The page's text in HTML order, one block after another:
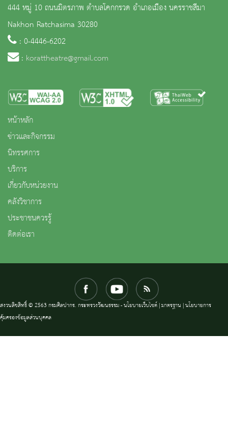
444 หมู่ 10 ถนนมิตรภาพ ตำบลโคกกรวด อำเภอเมือง นครราชสีมา
Nakhon Ratchasima 30280
: 0-4446-6202
: korattheatre@gmail.com
หน้าหลัก
ข่าวและกิจกรรม
นิทรรศการ
บริการ
เกี่ยวกับหน่วยงาน
คลังวิชาการ
ประชาชนควรรู้
ติดต่อเรา
สงวนลิขสิทธิ์ © 2563 กรมศิลปากร. กระทรวงวัฒนธรรม -นโยบายเว็บไซต์|มาตรฐาน |นโยบายการ
คุ้มครองข้อมูลส่วนบุคคล